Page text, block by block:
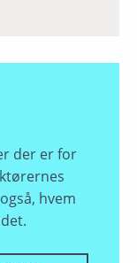
der er for
hvem